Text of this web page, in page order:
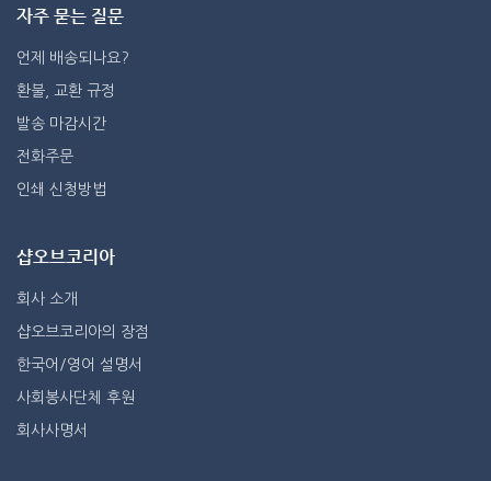
자주 묻는 질문
언제 배송되나요?
환불, 교환 규정
발송 마감시간
전화주문
인쇄 신청방법
샵오브코리아
회사 소개
샵오브코리아의 장점
한국어/영어 설명서
사회봉사단체 후원
회사사명서